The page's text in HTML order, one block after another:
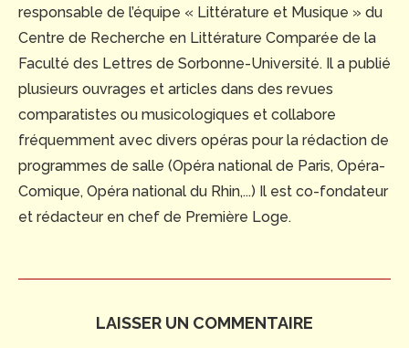
responsable de l’équipe « Littérature et Musique » du
Centre de Recherche en Littérature Comparée de la
Faculté des Lettres de Sorbonne-Université. Il a publié
plusieurs ouvrages et articles dans des revues
comparatistes ou musicologiques et collabore
fréquemment avec divers opéras pour la rédaction de
programmes de salle (Opéra national de Paris, Opéra-
Comique, Opéra national du Rhin,...) Il est co-fondateur
et rédacteur en chef de Première Loge.
LAISSER UN COMMENTAIRE